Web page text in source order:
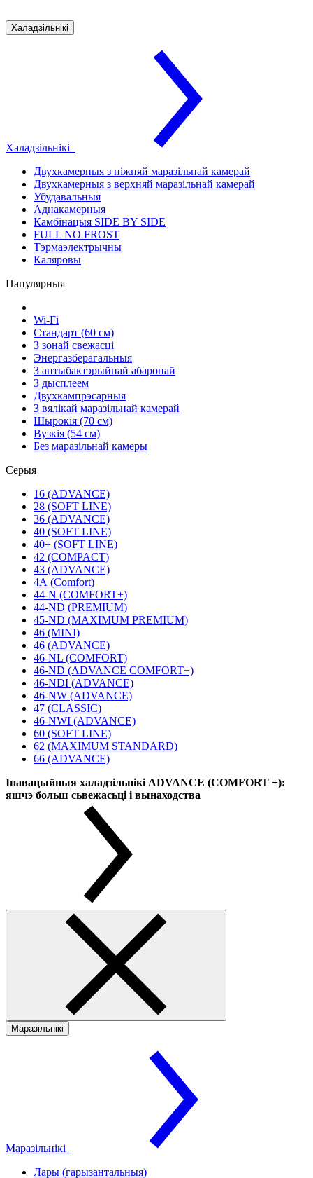
Халадзільнікі
Халадзільнікі
Двухкамерныя з ніжняй маразільнай камерай
Двухкамерныя з верхняй маразільнай камерай
Убудавальныя
Аднакамерныя
Камбінацыя SIDE BY SIDE
FULL NO FROST
Тэрмаэлектрычны
Каляровы
Папулярныя
Wi-Fi
Стандарт (60 см)
З зонай свежасці
Энергазберагальныя
З антыбактэрыйнай абаронай
З дысплеем
Двухкампрэсарныя
З вялікай маразільнай камерай
Шырокія (70 см)
Вузкія (54 см)
Без маразільнай камеры
Серыя
16 (ADVANCE)
28 (SOFT LINE)
36 (ADVANCE)
40 (SOFT LINE)
40+ (SOFT LINE)
42 (COMPACT)
43 (ADVANCE)
4А (Comfort)
44-N (COMFORT+)
44-ND (PREMIUM)
45-ND (MAXIMUM PREMIUM)
46 (MINI)
46 (ADVANCE)
46-NL (COMFORT)
46-ND (ADVANCE COMFORT+)
46-NDI (ADVANCE)
46-NW (ADVANCE)
47 (CLASSIC)
46-NWI (ADVANCE)
60 (SOFT LINE)
62 (MAXIMUM STANDARD)
66 (ADVANCE)
Інавацыйныя халадзільнікі ADVANCE (COMFORT +):
яшчэ больш сьвежасьці і вынаходства
Маразільнікі
Маразільнікі
Лары (гарызантальныя)